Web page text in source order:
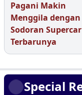
Pagani Makin
Menggila dengan
Sodoran Supercar
Terbarunya
Special